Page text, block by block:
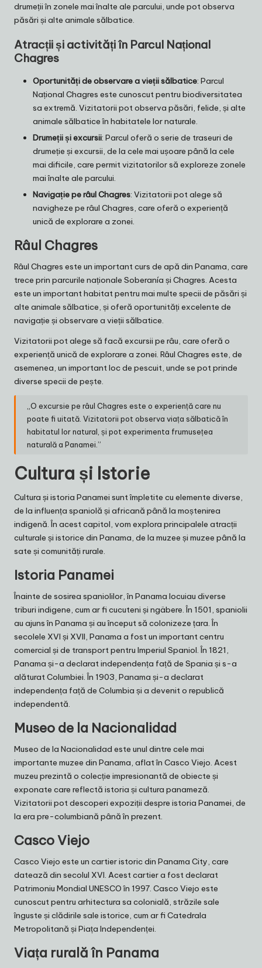
drumeții în zonele mai înalte ale parcului, unde pot observa
păsări și alte animale sălbatice.
Atracții și activități în Parcul Național
Chagres
Oportunități de observare a vieții sălbatice: Parcul
Național Chagres este cunoscut pentru biodiversitatea
sa extremă. Vizitatorii pot observa păsări, felide, și alte
animale sălbatice în habitatele lor naturale.
Drumeții și excursii: Parcul oferă o serie de traseuri de
drumeție și excursii, de la cele mai ușoare până la cele
mai dificile, care permit vizitatorilor să exploreze zonele
mai înalte ale parcului.
Navigație pe râul Chagres: Vizitatorii pot alege să
navigheze pe râul Chagres, care oferă o experiență
unică de explorare a zonei.
Râul Chagres
Râul Chagres este un important curs de apă din Panama, care
trece prin parcurile naționale Soberanía și Chagres. Acesta
este un important habitat pentru mai multe specii de păsări și
alte animale sălbatice, și oferă oportunități excelente de
navigație și observare a vieții sălbatice.
Vizitatorii pot alege să facă excursii pe râu, care oferă o
experiență unică de explorare a zonei. Râul Chagres este, de
asemenea, un important loc de pescuit, unde se pot prinde
diverse specii de pește.
„O excursie pe râul Chagres este o experiență care nu
poate fi uitată. Vizitatorii pot observa viața sălbatică în
habitatul lor natural, și pot experimenta frumusețea
naturală a Panamei.”
Cultura și Istorie
Cultura și istoria Panamei sunt împletite cu elemente diverse,
de la influența spaniolă și africană până la moștenirea
indigenă. În acest capitol, vom explora principalele atracții
culturale și istorice din Panama, de la muzee și muzee până la
sate și comunități rurale.
Istoria Panamei
Înainte de sosirea spaniolilor, în Panama locuiau diverse
triburi indigene, cum ar fi cucuteni și ngäbere. În 1501, spaniolii
au ajuns în Panama și au început să colonizeze țara. În
secolele XVI și XVII, Panama a fost un important centru
comercial și de transport pentru Imperiul Spaniol. În 1821,
Panama și-a declarat independența față de Spania și s-a
alăturat Columbiei. În 1903, Panama și-a declarat
independența față de Columbia și a devenit o republică
independentă.
Museo de la Nacionalidad
Museo de la Nacionalidad este unul dintre cele mai
importante muzee din Panama, aflat în Casco Viejo. Acest
muzeu prezintă o colecție impresionantă de obiecte și
exponate care reflectă istoria și cultura panameză.
Vizitatorii pot descoperi expoziții despre istoria Panamei, de
la era pre-columbiană până în prezent.
Casco Viejo
Casco Viejo este un cartier istoric din Panama City, care
datează din secolul XVI. Acest cartier a fost declarat
Patrimoniu Mondial UNESCO în 1997. Casco Viejo este
cunoscut pentru arhitectura sa colonială, străzile sale
înguste și clădirile sale istorice, cum ar fi Catedrala
Metropolitană și Piața Independenței.
Viața rurală în Panama